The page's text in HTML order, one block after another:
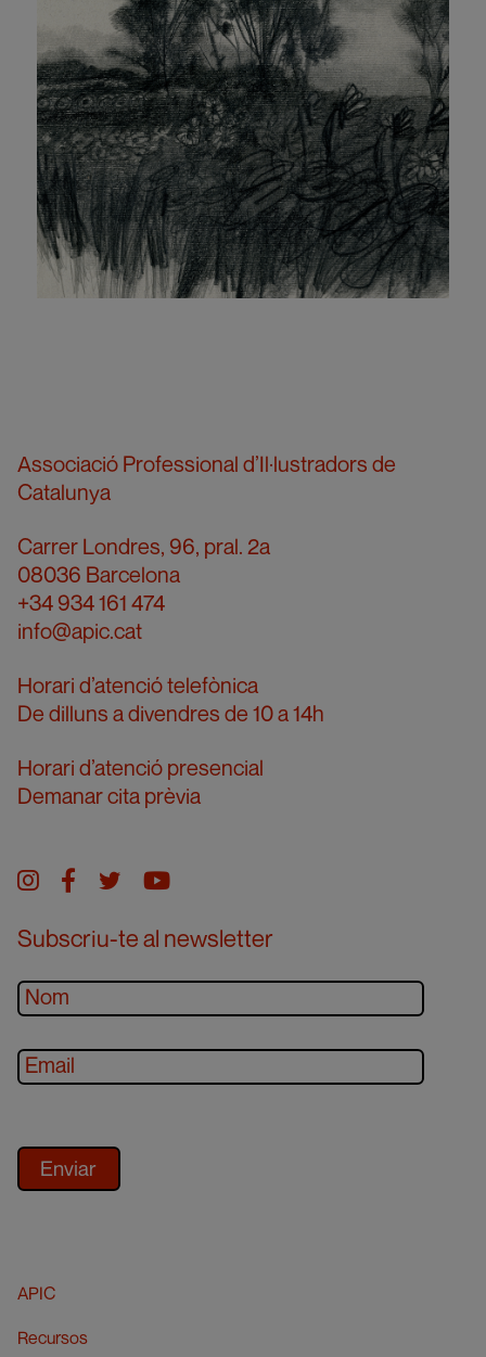
Associació Professional d’Il·lustradors de
Catalunya
Carrer Londres, 96, pral. 2a
08036 Barcelona
+34 934 161 474
info@apic.cat
Horari d’atenció telefònica
De dilluns a divendres de 10 a 14h
Horari d’atenció presencial
Demanar cita prèvia
Instagram
facebook
twitteryoutube
Subscriu-te al newsletter
APIC
Recursos